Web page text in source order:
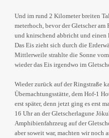
Und im rund 2 Kilometer breiten
meterhoch, bevor der Gletscher am
und knirschend abbricht und
Das Eis zieht sich durch die
Mittlerweile strahlte die Sonne
wieder das Eis irgendwo im
Wieder zurück auf der Ringstraße
Übernachtungsstätte, dem Hof-1
erst später, denn jetzt ging es erst
16 Uhr an der Gletscherlagune
Amphibienfahrzeug auf der
aber soweit war, machten wir noch